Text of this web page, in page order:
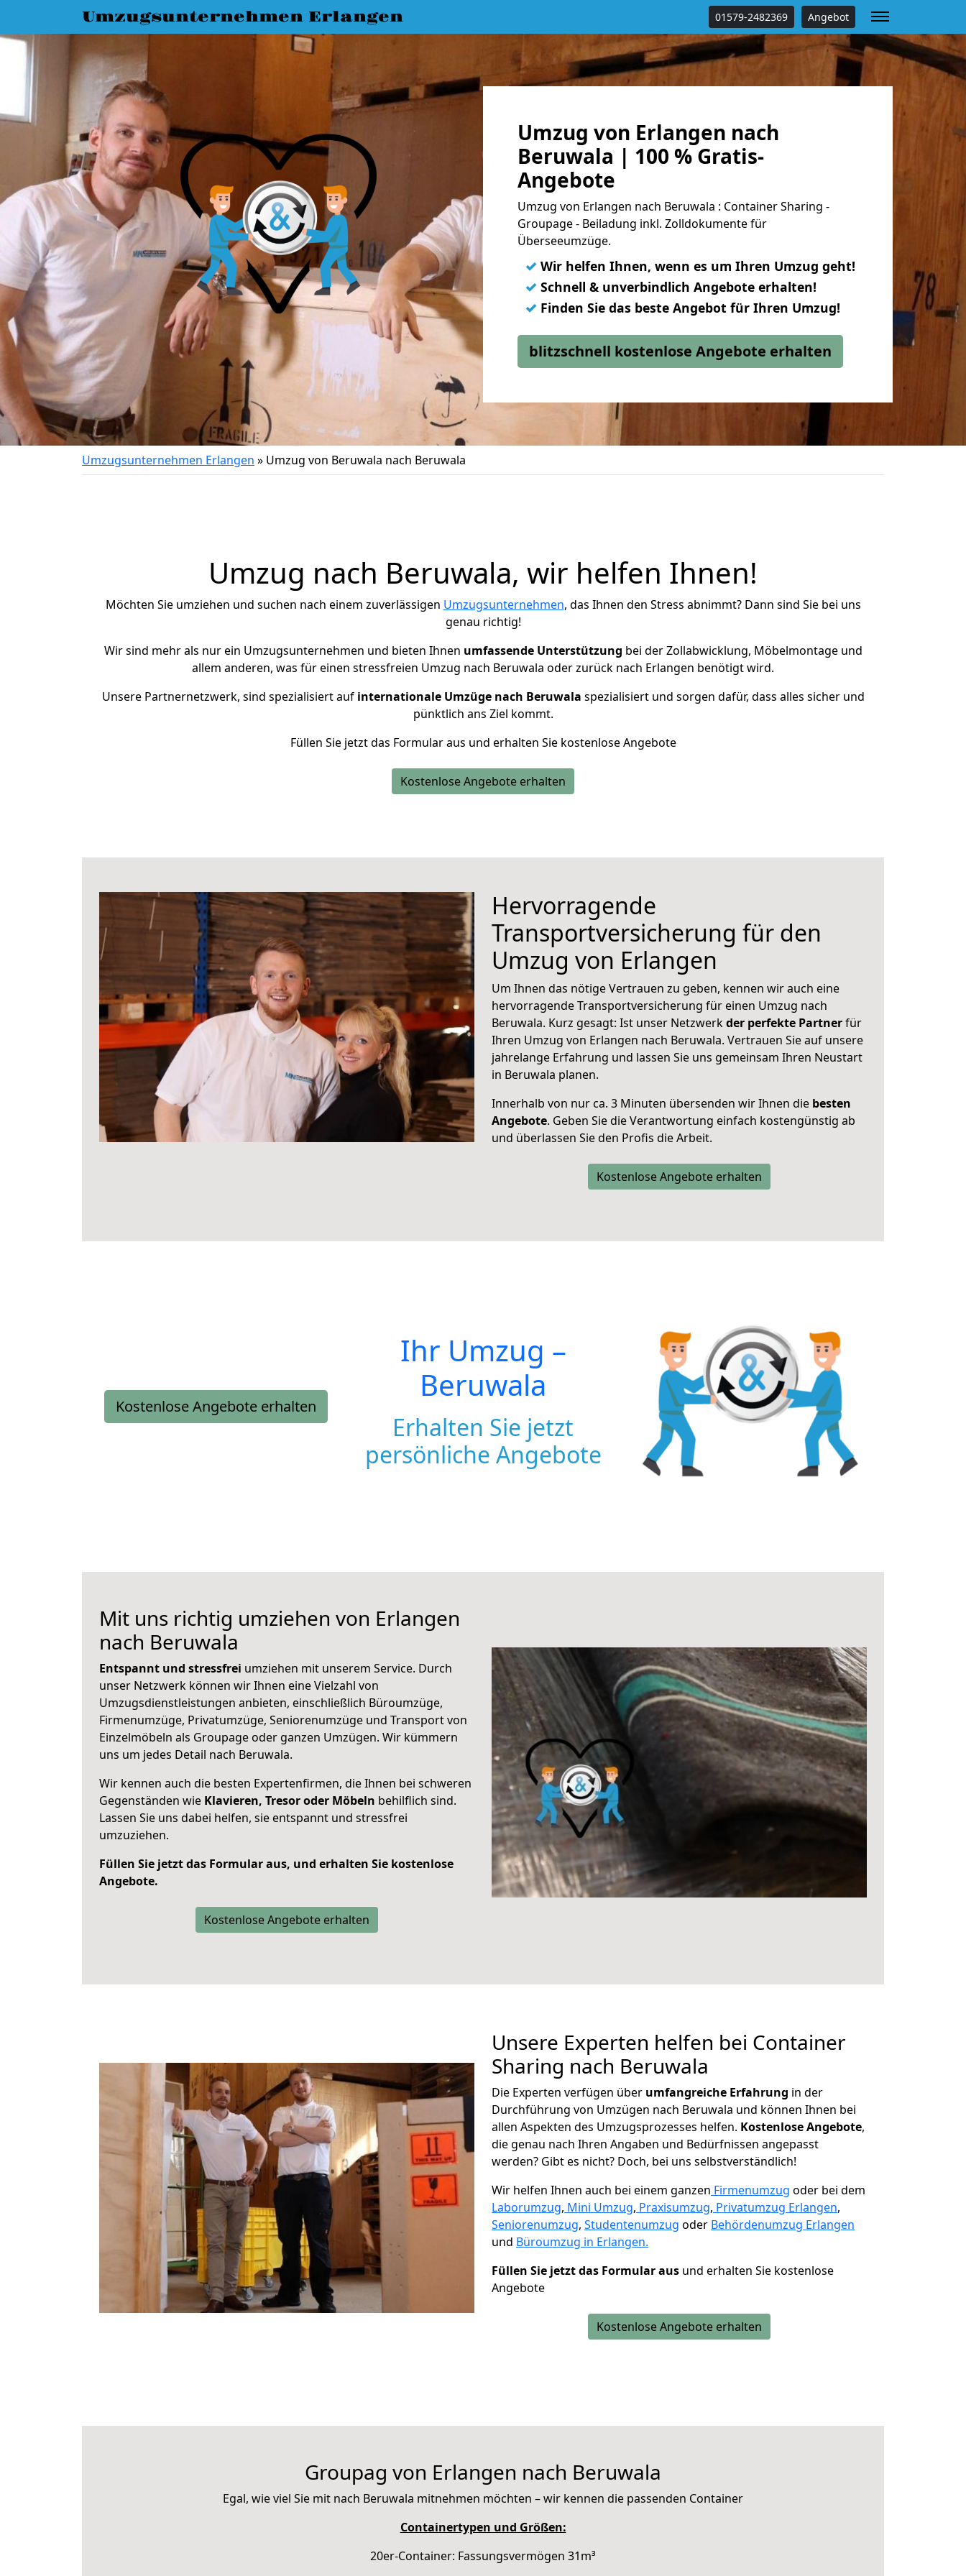
Umzugsunternehmen Erlangen 01579-2482369 Angebot
Umzug von Erlangen nach
Beruwala | 100 % Gratis-
Angebote
Umzug von Erlangen nach Beruwala : Container Sharing -
Groupage - Beiladung inkl. Zolldokumente für
Überseeumzüge.
✓ Wir helfen Ihnen, wenn es um Ihren Umzug geht!
✓ Schnell & unverbindlich Angebote erhalten!
✓ Finden Sie das beste Angebot für Ihren Umzug!
blitzschnell kostenlose Angebote erhalten
Umzugsunternehmen Erlangen » Umzug von Beruwala nach Beruwala
Umzug nach Beruwala, wir helfen Ihnen!
Möchten Sie umziehen und suchen nach einem zuverlässigen Umzugsunternehmen, das Ihnen den Stress abnimmt? Dann sind Sie bei uns
genau richtig!
Wir sind mehr als nur ein Umzugsunternehmen und bieten Ihnen umfassende Unterstützung bei der Zollabwicklung, Möbelmontage und
allem anderen, was für einen stressfreien Umzug nach Beruwala oder zurück nach Erlangen benötigt wird.
Unsere Partnernetzwerk, sind spezialisiert auf internationale Umzüge nach Beruwala spezialisiert und sorgen dafür, dass alles sicher und
pünktlich ans Ziel kommt.
Füllen Sie jetzt das Formular aus und erhalten Sie kostenlose Angebote
Kostenlose Angebote erhalten
Hervorragende
Transportversicherung für den
Umzug von Erlangen
Um Ihnen das nötige Vertrauen zu geben, kennen wir auch eine
hervorragende Transportversicherung für einen Umzug nach
Beruwala. Kurz gesagt: Ist unser Netzwerkder perfekte Partnerfür
Ihren Umzug von Erlangen nach Beruwala. Vertrauen Sie auf unsere
jahrelange Erfahrung und lassen Sie uns gemeinsam Ihren Neustart
in Beruwala planen.
Innerhalb von nur ca. 3 Minuten übersenden wir Ihnen die besten
Angebote. Geben Sie die Verantwortung einfach kostengünstig ab
und überlassen Sie den Profis die Arbeit.
Kostenlose Angebote erhalten
Kostenlose Angebote erhalten
Ihr Umzug –
Beruwala
Erhalten Sie jetzt
persönliche Angebote
Mit uns richtig umziehen von Erlangen
nach Beruwala
Entspannt und stressfrei umziehen mit unserem Service. Durch
unser Netzwerk können wir Ihnen eine Vielzahl von
Umzugsdienstleistungen anbieten, einschließlich Büroumzüge,
Firmenumzüge, Privatumzüge, Seniorenumzüge und Transport von
Einzelmöbeln als Groupage oder ganzen Umzügen. Wir kümmern
uns um jedes Detail nach Beruwala.
Wir kennen auch die besten Expertenfirmen, die Ihnen bei schweren
Gegenständen wie Klavieren, Tresor oder Möbeln behilflich sind.
Lassen Sie uns dabei helfen, sie entspannt und stressfrei
umzuziehen.
Füllen Sie jetzt das Formular aus, und erhalten Sie kostenlose
Angebote.
Kostenlose Angebote erhalten
Unsere Experten helfen bei Container
Sharing nach Beruwala
Die Experten verfügen über umfangreiche Erfahrung in der
Durchführung von Umzügen nach Beruwala und können Ihnen bei
allen Aspekten des Umzugsprozesses helfen. Kostenlose Angebote,
die genau nach Ihren Angaben und Bedürfnissen angepasst
werden? Gibt es nicht? Doch, bei uns selbstverständlich!
Wir helfen Ihnen auch bei einem ganzen Firmenumzug oder bei dem
Laborumzug, Mini Umzug, Praxisumzug, Privatumzug Erlangen,
Seniorenumzug, Studentenumzug oder Behördenumzug Erlangen
und Büroumzug in Erlangen.
Füllen Sie jetzt das Formular aus und erhalten Sie kostenlose
Angebote
Kostenlose Angebote erhalten
Groupag von Erlangen nach Beruwala
Egal, wie viel Sie mit nach Beruwala mitnehmen möchten – wir kennen die passenden Container
Containertypen und Größen:
20er-Container: Fassungsvermögen 31m³